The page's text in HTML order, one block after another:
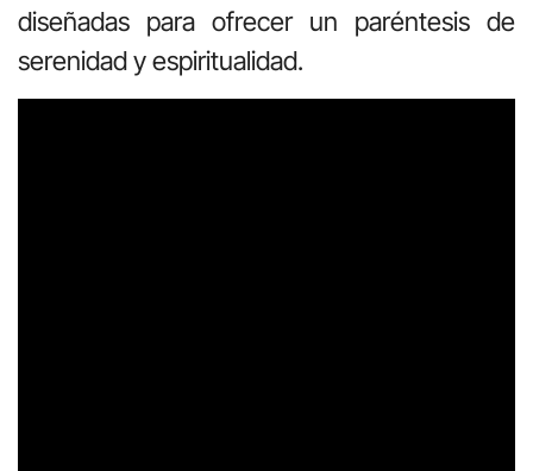
diseñadas para ofrecer un paréntesis de
serenidad y espiritualidad.